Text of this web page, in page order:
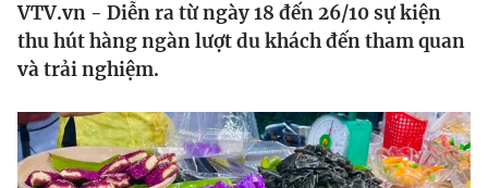
Thế giới
Tin tức
Thế giới đó đây
Câu chuyện quốc tế
Kinh tế
Tài chính
Thị trường
Dữ liệu và đời sống
VTV.vn - Diễn ra từ ngày 18 đến 26/10 sự kiện
thu hút hàng ngàn lượt du khách đến tham quan
và trải nghiệm.